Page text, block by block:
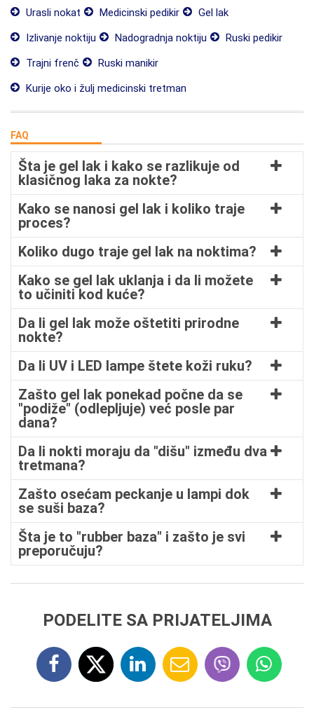
Urasli nokat Medicinski pedikir
Gel lak
Izlivanje noktiju
Nadogradnja noktiju
Ruski pedikir
Trajni frenč
Ruski manikir
Kurije oko i žulj medicinski tretman
FAQ
Šta je gel lak i kako se razlikuje od
klasičnog laka za nokte?
Kako se nanosi gel lak i koliko traje
proces?
Koliko dugo traje gel lak na noktima?
Kako se gel lak uklanja i da li možete
to učiniti kod kuće?
Da li gel lak može oštetiti prirodne
nokte?
Da li UV i LED lampe štete koži ruku?
Zašto gel lak ponekad počne da se
"podiže" (odlepljuje) već posle par
dana?
Da li nokti moraju da "dišu" između dva
tretmana?
Zašto osećam peckanje u lampi dok
se suši baza?
Šta je to "rubber baza" i zašto je svi
preporučuju?
PODELITE SA PRIJATELJIMA